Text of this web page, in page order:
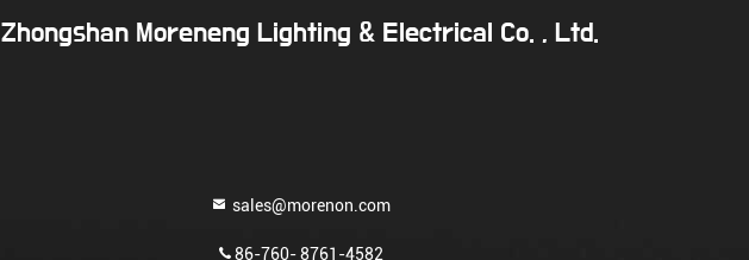
Zhongshan Moreneng Lighting & Electrical Co. , Ltd.
sales@morenon.com
86-760- 8761-4582